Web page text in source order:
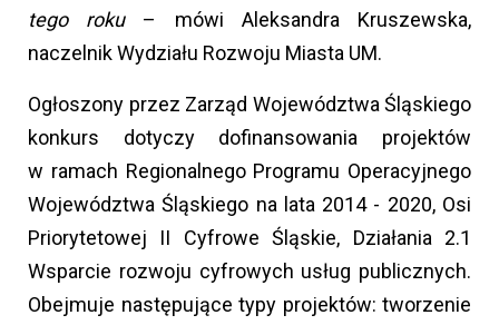
tego roku– mówi Aleksandra Kruszewska,
naczelnik Wydziału Rozwoju Miasta UM.
Ogłoszony przez Zarząd Województwa Śląskiego
konkurs dotyczy dofinansowania projektów
w ramach Regionalnego Programu Operacyjnego
Województwa Śląskiego na lata 2014 - 2020, Osi
Priorytetowej II Cyfrowe Śląskie, Działania 2.1
Wsparcie rozwoju cyfrowych usług publicznych.
Obejmuje następujące typy projektów: tworzenie